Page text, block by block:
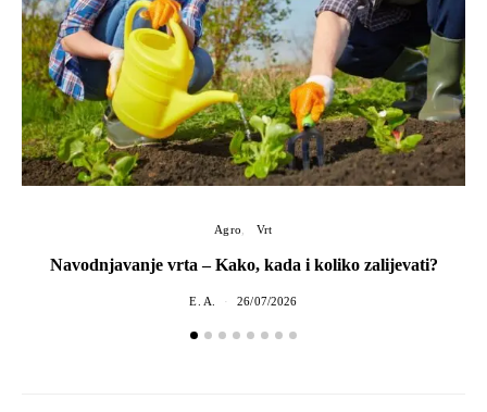
Agro Vrt
Navodnjavanje vrta – Kako, kada i koliko zalijevati?
E. A. 26/07/2026